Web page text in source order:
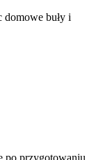
buły i
po przygotowaniu